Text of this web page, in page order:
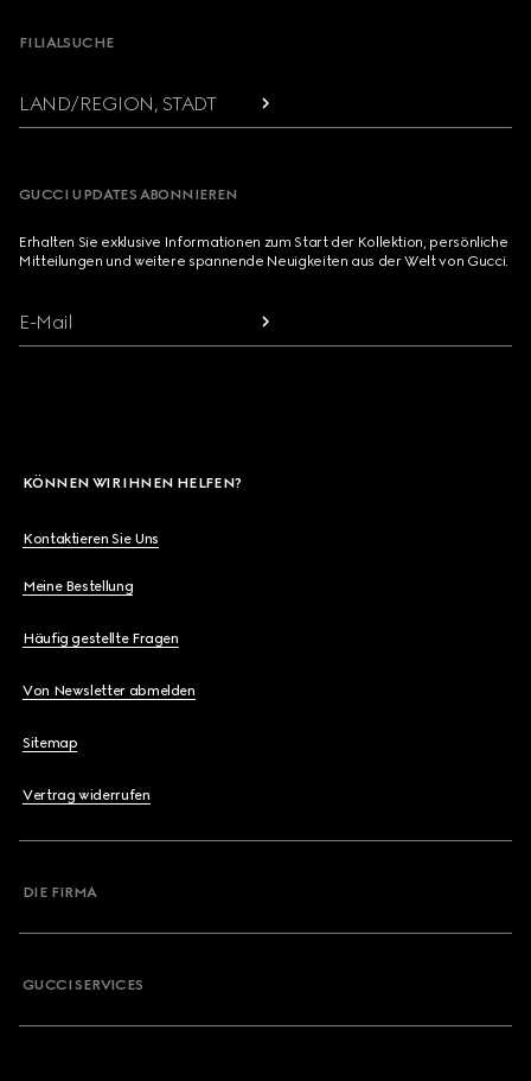
FILIALSUCHE
LAND/REGION, STADT
GUCCI UPDATES ABONNIEREN
Erhalten Sie exklusive Informationen zum Start der Kollektion, persönliche
Mitteilungen und weitere spannende Neuigkeiten aus der Welt von Gucci.
E-Mail
KÖNNEN WIR IHNEN HELFEN?
Kontaktieren Sie Uns
Meine Bestellung
Häufig gestellte Fragen
Von Newsletter abmelden
Sitemap
Vertrag widerrufen
DIE FIRMA
GUCCI SERVICES